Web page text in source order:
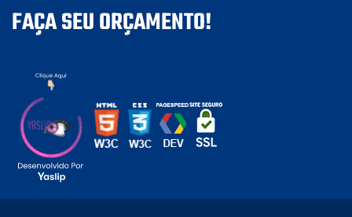
FAÇA SEU ORÇAMENTO!